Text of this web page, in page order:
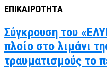
ΕΠΙΚΑΙΡΟΤΗΤΑ
Σύγκρουση του
πλοίο στο λιμάνι
τραυματισμούς το